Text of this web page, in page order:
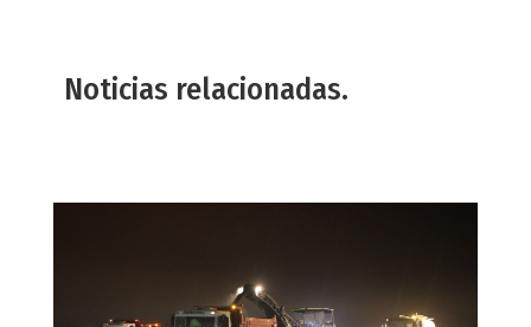
Noticias relacionadas.